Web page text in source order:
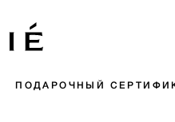
ПОДАРОЧНЫЙ